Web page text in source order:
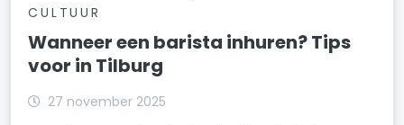
CULTUUR
Wanneer een barista inhuren? Tips
voor in Tilburg
27 november 2025